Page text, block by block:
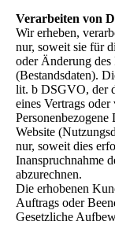
Verarbeiten von
Wir erheben,
nur, soweit sie für
oder Änderung des
(Bestandsdaten).
lit. b DSGVO, der
eines Vertrags
Personenbezogene
Website
nur, soweit dies
Inanspruchnahme
abzurechnen.
Die erhobenen
Auftrags oder
Gesetzliche